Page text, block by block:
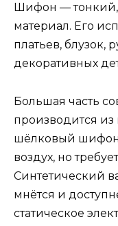
Шифон —
материал. Его
платьев, блузок,
декоративных
Большая часть
производится из
шёлковый шифон
воздух, но
Синтетический
мнётся и
статическое